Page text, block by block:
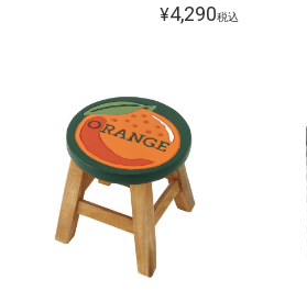
¥4,290税込